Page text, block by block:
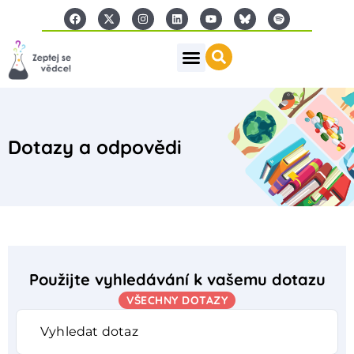
Dotazy a odpovědi
Použijte vyhledávání k vašemu dotazu
VŠECHNY DOTAZY